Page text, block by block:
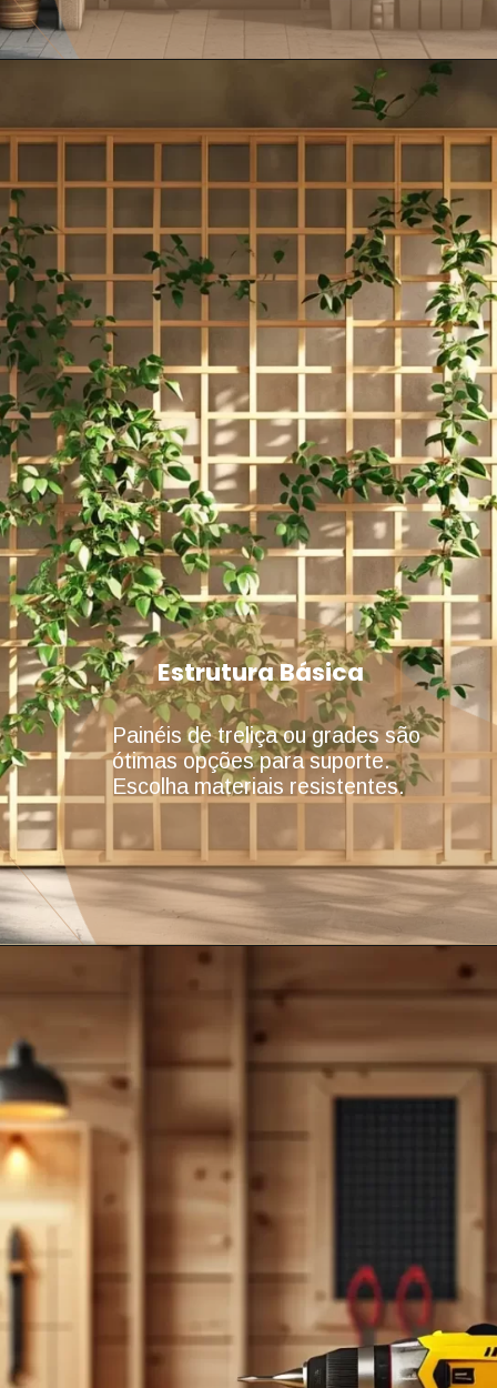
Painéis de treliça ou grades são
ótimas opções para suporte.
Escolha materiais resistentes.
Estrutura Básica